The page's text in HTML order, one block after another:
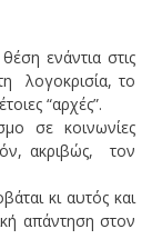
ενάντια στις
λογοκρισία, το
“αρχές”.
σε κοινωνίες
ακριβώς, τον
κι αυτός και
απάντηση στον